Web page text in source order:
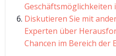
Geschäftsmöglichkeiten
Diskutieren Sie mit
Experten über
Chancen im Bereich der